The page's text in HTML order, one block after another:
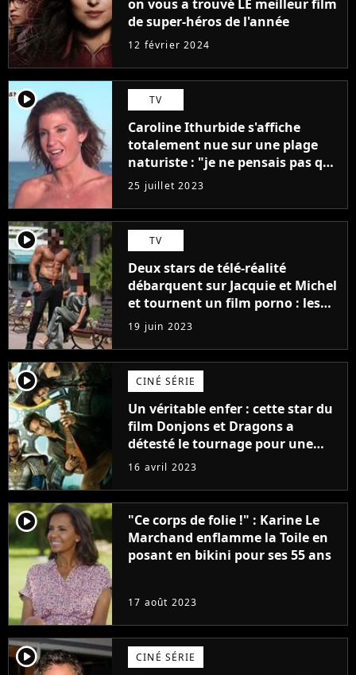
on vous a trouvé LE meilleur film
de super-héros de l'année
12 février 2024
player2 TV
Caroline Ithurbide s'affiche
totalement nue sur une plage
naturiste : "je ne pensais pas que
j'arriverais à le faire..."
25 juillet 2023
player2 TV
Deux stars de télé-réalité
débarquent sur Jacquie et Michel
et tournent un film porno : les
premières images du tournage
(exclu)
19 juin 2023
player2 CINÉ SÉRIE
Un véritable enfer : cette star du
film Donjons et Dragons a
détesté le tournage pour une
raison très spéciale
16 avril 2023
player2
"Ce corps de folie !" : Karine Le
Marchand enflamme la Toile en
posant en bikini pour ses 55 ans
17 août 2023
player2 CINÉ SÉRIE